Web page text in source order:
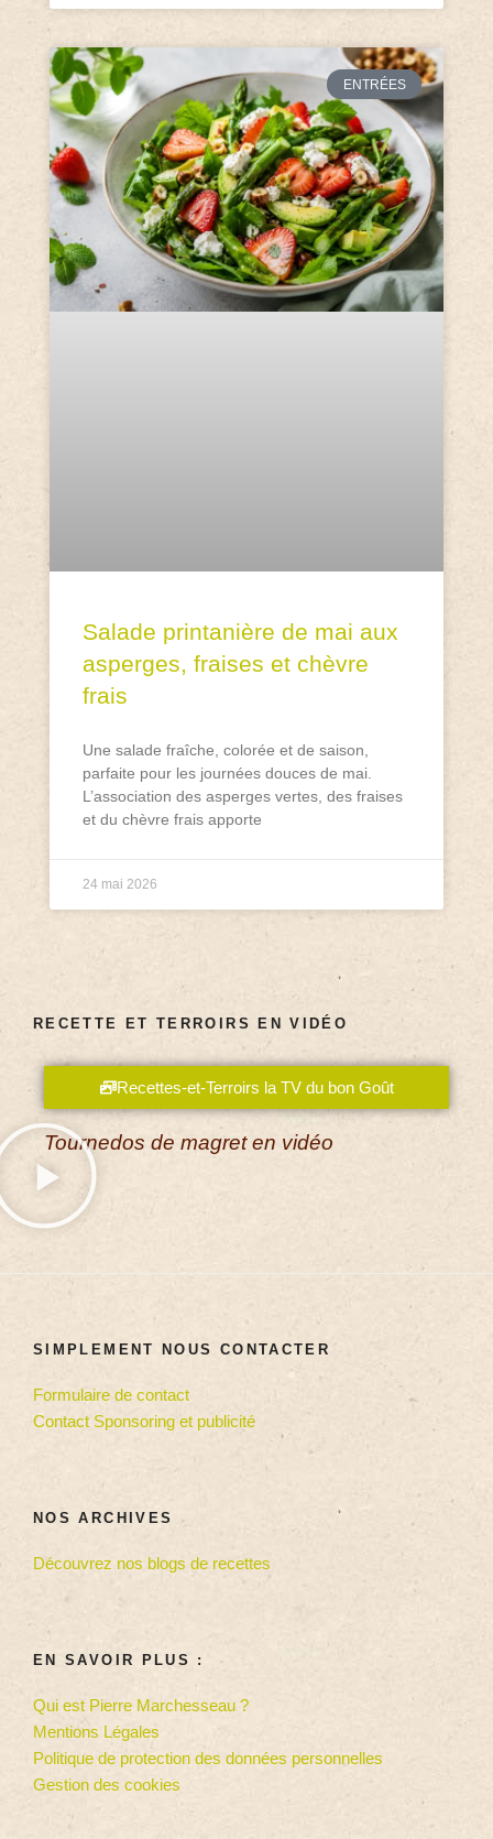
ENTRÉES
Salade printanière de mai aux
asperges, fraises et chèvre
frais
Une salade fraîche, colorée et de saison,
parfaite pour les journées douces de mai.
L’association des asperges vertes, des fraises
et du chèvre frais apporte
24 mai 2026
RECETTE ET TERROIRS EN VIDÉO
Recettes-et-Terroirs la TV du bon Goût
Tournedos de magret en vidéo
SIMPLEMENT NOUS CONTACTER
Formulaire de contact
Contact Sponsoring et publicité
NOS ARCHIVES
Découvrez nos blogs de recettes
EN SAVOIR PLUS :
Qui est Pierre Marchesseau ?
Mentions Légales
Politique de protection des données personnelles
Gestion des cookies